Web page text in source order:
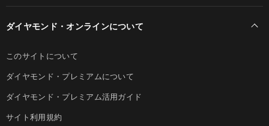
ダイヤモンド・オンラインについて
このサイトについて
ダイヤモンド・プレミアムについて
ダイヤモンド・プレミアム活用ガイド
サイト利用規約